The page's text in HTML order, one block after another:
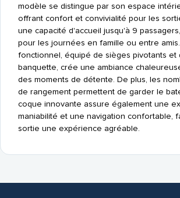
modèle se distingue par son espace
offrant confort et convivialité pour les
une capacité d'accueil jusqu'à 9
pour les journées en famille ou entre
fonctionnel, équipé de sièges pivotants et
banquette, crée une ambiance
des moments de détente. De plus, les
de rangement permettent de garder le
coque innovante assure également une
maniabilité et une navigation confortable,
sortie une expérience agréable.